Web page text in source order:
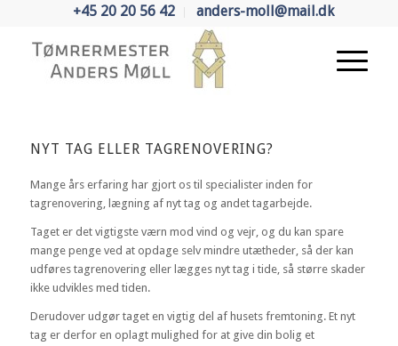
+45 20 20 56 42 anders-moll@mail.dk
NYT TAG ELLER TAGRENOVERING?
Mange års erfaring har gjort os til specialister inden for
tagrenovering, lægning af nyt tag og andet tagarbejde.
Taget er det vigtigste værn mod vind og vejr, og du kan spare
mange penge ved at opdage selv mindre utætheder, så der kan
udføres tagrenovering eller lægges nyt tag i tide, så større skader
ikke udvikles med tiden.
Derudover udgør taget en vigtig del af husets fremtoning. Et nyt
tag er derfor en oplagt mulighed for at give din bolig et